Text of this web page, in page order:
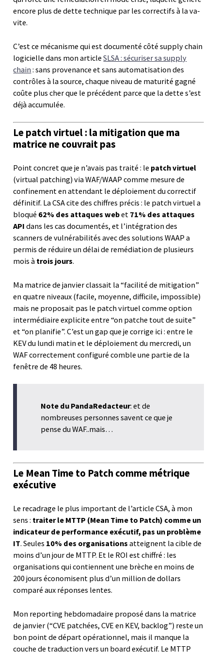
encore plus de dette technique par les correctifs à la va-
vite.
C’est ce mécanisme qui est documenté côté supply chain
logicielle dans mon articleSLSA : sécuriser sa supply
chain : sans provenance et sans automatisation des
contrôles à la source, chaque niveau de maturité gagné
coûte plus cher que le précédent parce que la dette s’est
déjà accumulée.
Le patch virtuel : la mitigation que ma
matrice ne couvrait pas
Point concret que je n’avais pas traité : le patch virtuel
(virtual patching) via WAF/WAAP comme mesure de
confinement en attendant le déploiement du correctif
définitif. La CSA cite des chiffres précis : le patch virtuel a
bloqué 62% des attaques webet 71% des attaques
API dans les cas documentés, et l’intégration des
scanners de vulnérabilités avec des solutions WAAP a
permis de réduire un délai de remédiation de plusieurs
mois à trois jours.
Ma matrice de janvier classait la “facilité de mitigation”
en quatre niveaux (facile, moyenne, difficile, impossible)
mais ne proposait pas le patch virtuel comme option
intermédiaire explicite entre “on patche tout de suite”
et “on planifie”. C’est un gap que je corrige ici : entre le
KEV du lundi matin et le déploiement du mercredi, un
WAF correctement configuré comble une partie de la
fenêtre de 48 heures.
Note du PandaRedacteur: et de
nombreuses personnes savent ce que je
pense du WAF..mais…
Le Mean Time to Patch comme métrique
exécutive
Le recadrage le plus important de l’article CSA, à mon
sens : traiter le MTTP (Mean Time to Patch) comme un
indicateur de performance exécutif, pas un problème
IT. Seules 10% des organisations atteignent la cible de
moins d’un jour de MTTP. Et le ROI est chiffré : les
organisations qui contiennent une brèche en moins de
200 jours économisent plus d’un million de dollars
comparé aux réponses lentes.
Mon reporting hebdomadaire proposé dans la matrice
de janvier (“CVE patchées, CVE en KEV, backlog”) reste un
bon point de départ opérationnel, mais il manque la
couche de traduction vers un board exécutif. Le MTTP